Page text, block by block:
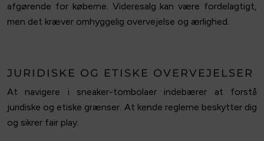
afgørende for køberne. Videresalg kan være fordelagtigt,
men det kræver omhyggelig overvejelse og ærlighed.
JURIDISKE OG ETISKE OVERVEJELSER
At navigere i sneaker-tombolaer indebærer at forstå
juridiske og etiske grænser. At kende reglerne beskytter dig
og sikrer fair play.